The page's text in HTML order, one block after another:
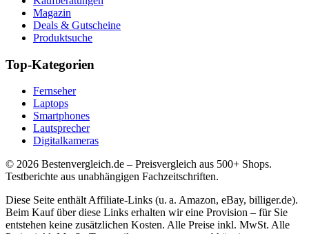
Magazin
Deals & Gutscheine
Produktsuche
Top-Kategorien
Fernseher
Laptops
Smartphones
Lautsprecher
Digitalkameras
© 2026 Bestenvergleich.de – Preisvergleich aus 500+ Shops.
Testberichte aus unabhängigen Fachzeitschriften.
Diese Seite enthält Affiliate-Links (u. a. Amazon, eBay, billiger.de).
Beim Kauf über diese Links erhalten wir eine Provision – für Sie
entstehen keine zusätzlichen Kosten. Alle Preise inkl. MwSt. Alle